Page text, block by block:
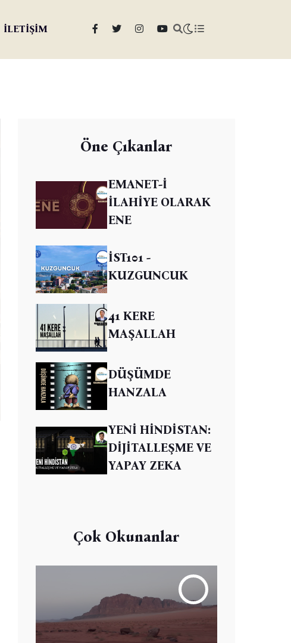
İLETİŞİM
Öne Çıkanlar
EMANET-İ
İLAHİYE OLARAK
ENE
İST101 -
KUZGUNCUK
41 KERE
MAŞALLAH
DÜŞÜMDE
HANZALA
YENİ HİNDİSTAN:
DİJİTALLEŞME VE
YAPAY ZEKA
Çok Okunanlar